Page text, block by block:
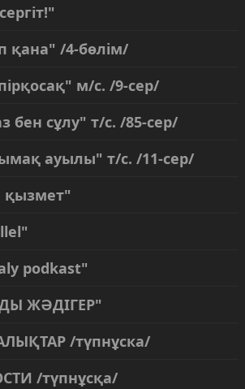
қана" /4-бөлім/
м/с. /9-сер/
бен сұлу" т/с. /85-сер/
ауылы" т/с. /11-сер/
қызмет"
podkast"
ЖӘДІГЕР"
/түпнұска/
/түпнұсқа/